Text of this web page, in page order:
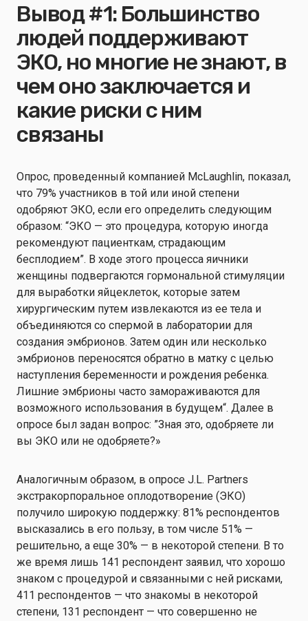
Вывод #1: Большинство
людей поддерживают
ЭКО, но многие не знают, в
чем оно заключается и
какие риски с ним
связаны
Опрос, проведенный компанией McLaughlin, показал,
что 79% участников в той или иной степени
одобряют ЭКО, если его определить следующим
образом: “ЭКО — это процедура, которую иногда
рекомендуют пациенткам, страдающим
бесплодием”. В ходе этого процесса яичники
женщины подвергаются гормональной стимуляции
для выработки яйцеклеток, которые затем
хирургическим путем извлекаются из ее тела и
объединяются со спермой в лаборатории для
создания эмбрионов. Затем один или несколько
эмбрионов переносятся обратно в матку с целью
наступления беременности и рождения ребенка.
Лишние эмбрионы часто замораживаются для
возможного использования в будущем“. Далее в
опросе был задан вопрос: ”Зная это, одобряете ли
вы ЭКО или не одобряете?»
Аналогичным образом, в опросе J.L. Partners
экстракорпоральное оплодотворение (ЭКО)
получило широкую поддержку: 81% респондентов
высказались в его пользу, в том числе 51% —
решительно, а еще 30% — в некоторой степени. В то
же время лишь 141 респондент заявил, что хорошо
знаком с процедурой и связанными с ней рисками,
411 респондентов — что знакомы в некоторой
степени, 131 респондент — что совершенно не